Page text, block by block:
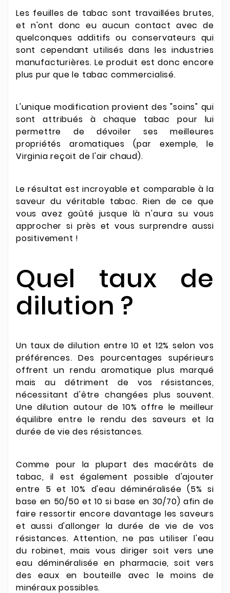
Les feuilles de tabac sont travaillées brutes,
et n'ont donc eu aucun contact avec de
quelconques additifs ou conservateurs qui
sont cependant utilisés dans les industries
manufacturières. Le produit est donc encore
plus pur que le tabac commercialisé.
L'unique modification provient des "soins" qui
sont attribués à chaque tabac pour lui
permettre de dévoiler ses meilleures
propriétés aromatiques (par exemple, le
Virginia reçoit de l'air chaud).
Le résultat est incroyable et comparable à la
saveur du véritable tabac. Rien de ce que
vous avez goûté jusque là n'aura su vous
approcher si près et vous surprendre aussi
positivement !
Quel taux de
dilution ?
Un taux de dilution entre 10 et 12% selon vos
préférences. Des pourcentages supérieurs
offrent un rendu aromatique plus marqué
mais au détriment de vos résistances,
nécessitant d'être changées plus souvent.
Une dilution autour de 10% offre le meilleur
équilibre entre le rendu des saveurs et la
durée de vie des résistances.
Comme pour la plupart des macérâts de
tabac, il est également possible d'ajouter
entre 5 et 10% d'eau déminéralisée (5% si
base en 50/50 et 10 si base en 30/70) afin de
faire ressortir encore davantage les saveurs
et aussi d'allonger la durée de vie de vos
résistances. Attention, ne pas utiliser l'eau
du robinet, mais vous diriger soit vers une
eau déminéralisée en pharmacie, soit vers
des eaux en bouteille avec le moins de
minéraux possibles.